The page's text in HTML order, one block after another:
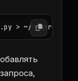
> ~/reports/